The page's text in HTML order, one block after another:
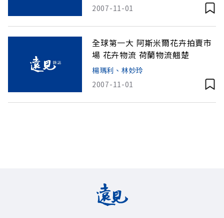
2007-11-01
全球第一大 阿斯米爾花卉拍賣市
場 花卉物流 荷蘭物流翹楚
楊瑪利、林妙玲
2007-11-01